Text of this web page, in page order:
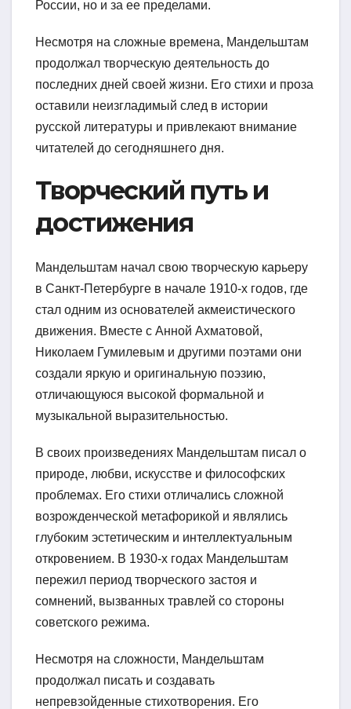
России, но и за ее пределами.
Несмотря на сложные времена, Мандельштам
продолжал творческую деятельность до
последних дней своей жизни. Его стихи и проза
оставили неизгладимый след в истории
русской литературы и привлекают внимание
читателей до сегодняшнего дня.
Творческий путь и
достижения
Мандельштам начал свою творческую карьеру
в Санкт-Петербурге в начале 1910-х годов, где
стал одним из основателей акмеистического
движения. Вместе с Анной Ахматовой,
Николаем Гумилевым и другими поэтами они
создали яркую и оригинальную поэзию,
отличающуюся высокой формальной и
музыкальной выразительностью.
В своих произведениях Мандельштам писал о
природе, любви, искусстве и философских
проблемах. Его стихи отличались сложной
возрожденческой метафорикой и являлись
глубоким эстетическим и интеллектуальным
откровением. В 1930-х годах Мандельштам
пережил период творческого застоя и
сомнений, вызванных травлей со стороны
советского режима.
Несмотря на сложности, Мандельштам
продолжал писать и создавать
непревзойденные стихотворения. Его